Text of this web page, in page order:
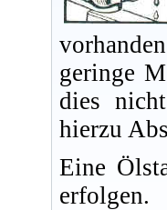
geringe
dies
hierzu
Eine
erfolgen.